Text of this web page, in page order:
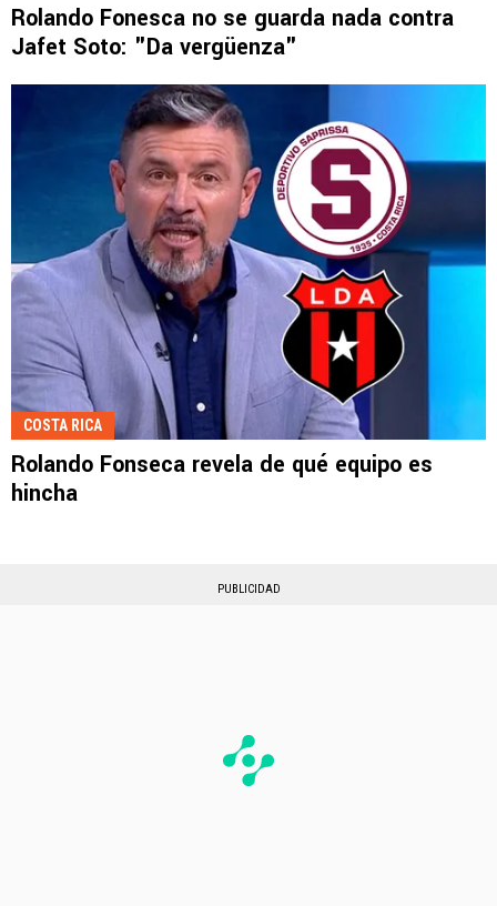
Rolando Fonesca no se guarda nada contra
Jafet Soto: "Da vergüenza"
COSTA RICA
Rolando Fonseca revela de qué equipo es
hincha
PUBLICIDAD